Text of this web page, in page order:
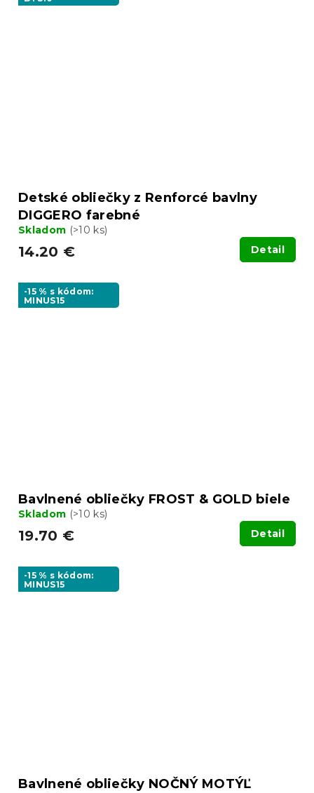
Detské obliečky z Renforcé bavlny
DIGGERO farebné
Skladom (>10 ks)
14.20 € Detail
-15 % s kódom:
MINUS15
Bavlnené obliečky FROST & GOLD biele
Skladom (>10 ks)
19.70 € Detail
-15 % s kódom:
MINUS15
Bavlnené obliečky NOČNÝ MOTÝĽ